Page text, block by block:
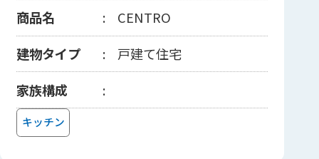
商品名
CENTRO
建物タイプ
戸建て住宅
家族構成
キッチン